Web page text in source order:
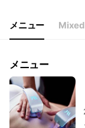
10:00〜22:00(金・土
メニュー
メニュー